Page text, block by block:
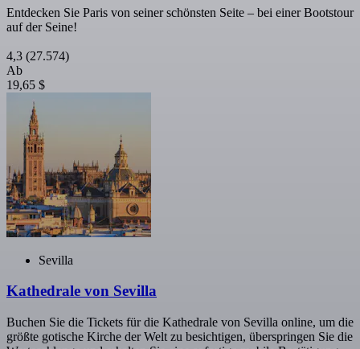
Entdecken Sie Paris von seiner schönsten Seite – bei einer Bootstour
auf der Seine!
4,3 (27.574)
Ab
19,65 $
Sevilla
Kathedrale von Sevilla
Buchen Sie die Tickets für die Kathedrale von Sevilla online, um die
größte gotische Kirche der Welt zu besichtigen, überspringen Sie die